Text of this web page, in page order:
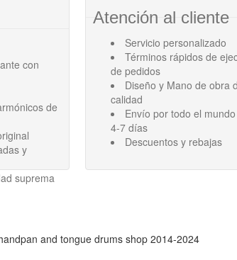
con
de
y
suprema
Atención al cliente
Servicio personalizado
Términos rápidos de
de pedidos
Diseño y Mano de obra
calidad
Envío por todo el
4-7 días
Descuentos y rebajas
and tongue drums shop2014-2024